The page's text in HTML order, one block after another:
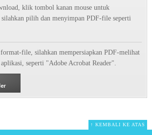
klik tombol kanan mouse untuk
pilih dan menyimpan PDF-file seperti
file, silahkan mempersiapkan PDF-melihat
seperti "Adobe Acrobat Reader".
↑ KEMBALI KE ATAS